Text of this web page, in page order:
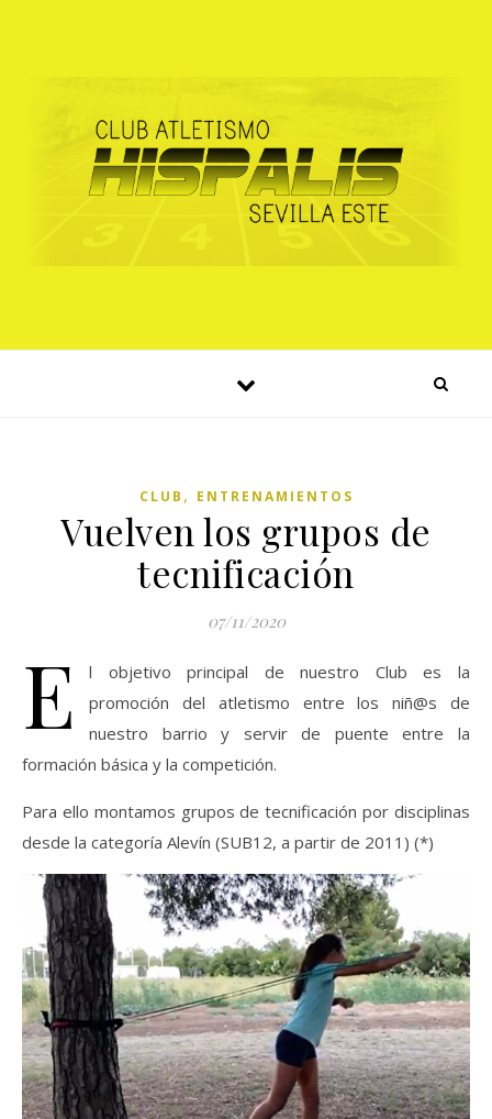
CLUB , ENTRENAMIENTOS
Vuelven los grupos de
tecnificación
07/11/2020
E
l objetivo principal de nuestro Club es la
promoción del atletismo entre los niñ@s de
nuestro barrio y servir de puente entre la
formación básica y la competición.
Para ello montamos grupos de tecnificación por disciplinas
desde la categoría Alevín (SUB12, a partir de 2011) (*)